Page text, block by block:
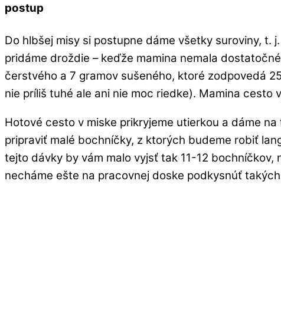
postup
Do hlbšej misy si postupne dáme všetky suroviny, t.
pridáme droždie – keďže mamina nemala
čerstvého a 7 gramov sušeného, ktoré zodpovedá
nie príliš tuhé ale ani nie moc riedke). Mamina
Hotové cesto v miske prikryjeme utierkou a dáme
pripraviť malé bochníčky, z ktorých budeme robiť
tejto dávky by vám malo vyjsť tak 11-12 bochníčkov,
necháme ešte na pracovnej doske podkysnúť